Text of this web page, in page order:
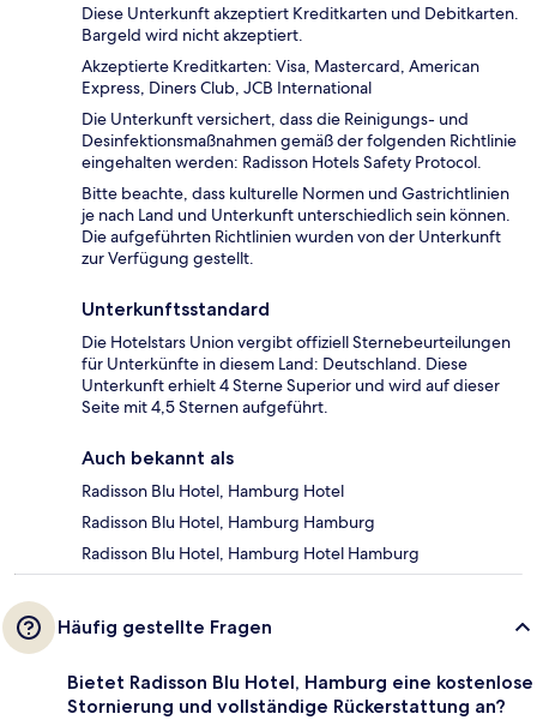
Diese Unterkunft akzeptiert Kreditkarten und Debitkarten.
Bargeld wird nicht akzeptiert.
Akzeptierte Kreditkarten: Visa, Mastercard, American
Express, Diners Club, JCB International
Die Unterkunft versichert, dass die Reinigungs- und
Desinfektionsmaßnahmen gemäß der folgenden Richtlinie
eingehalten werden: Radisson Hotels Safety Protocol.
Bitte beachte, dass kulturelle Normen und Gastrichtlinien
je nach Land und Unterkunft unterschiedlich sein können.
Die aufgeführten Richtlinien wurden von der Unterkunft
zur Verfügung gestellt.
Unterkunftsstandard
Die Hotelstars Union vergibt offiziell Sternebeurteilungen
für Unterkünfte in diesem Land: Deutschland. Diese
Unterkunft erhielt 4 Sterne Superior und wird auf dieser
Seite mit 4,5 Sternen aufgeführt.
Auch bekannt als
Radisson Blu Hotel, Hamburg Hotel
Radisson Blu Hotel, Hamburg Hamburg
Radisson Blu Hotel, Hamburg Hotel Hamburg
Häufig gestellte Fragen
Bietet Radisson Blu Hotel, Hamburg eine kostenlose
Stornierung und vollständige Rückerstattung an?